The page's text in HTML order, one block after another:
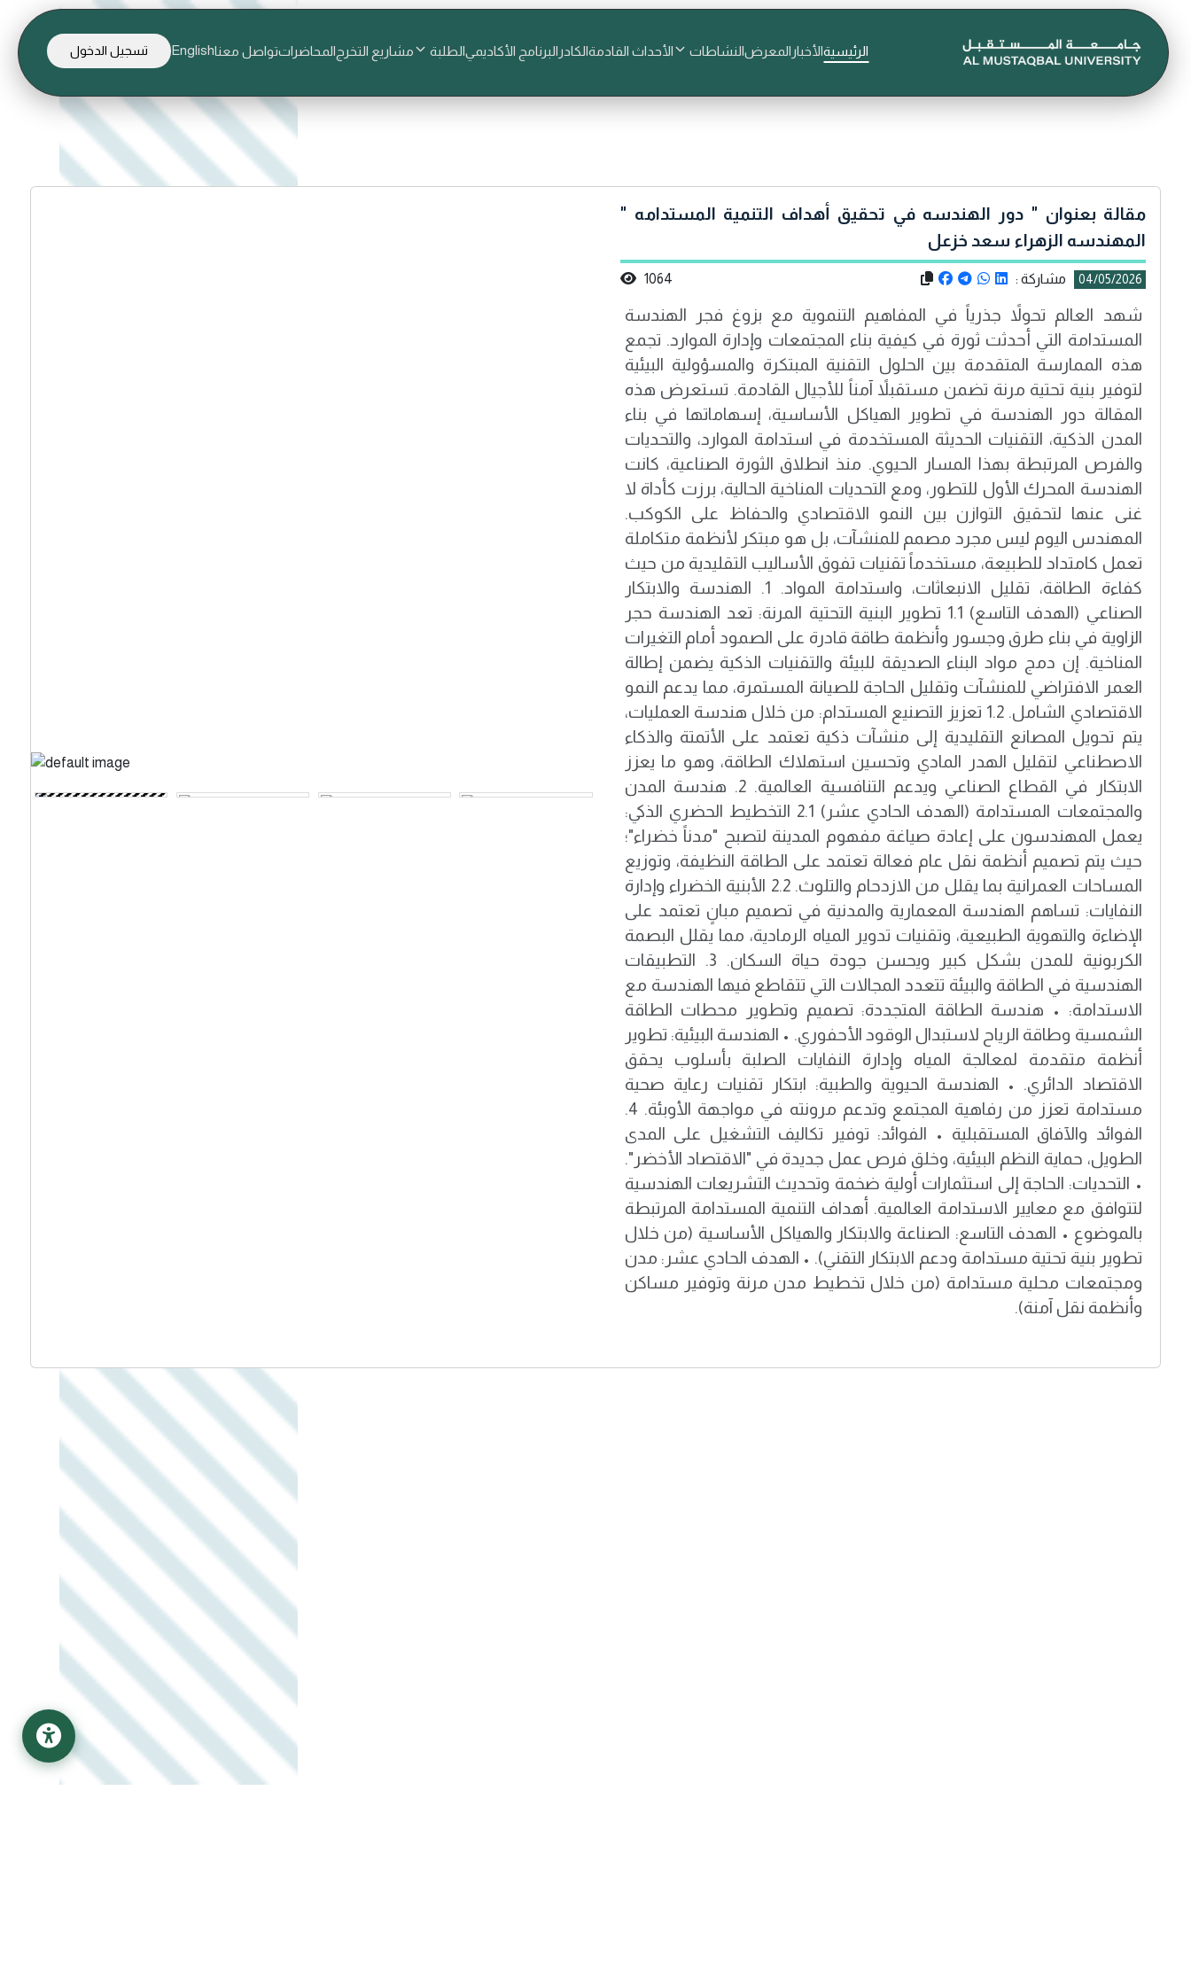
الرئيسيةالأخبار المعرضالنشاطات الأحداث القادمةالكادر البرنامج الأكاديميالطلبة مشاريع التخرجالمحاضراتتواصل معناEnglish تسجيل الدخول
مقالة بعنوان " دور الهندسه في تحقيق أهداف التنمية المستدامه "
المهندسه الزهراء سعد خزعل
04/05/2026 مشاركة : 1064
شهد العالم تحولاً جذرياً في المفاهيم التنموية مع بزوغ فجر الهندسة
المستدامة التي أحدثت ثورة في كيفية بناء المجتمعات وإدارة الموارد. تجمع
هذه الممارسة المتقدمة بين الحلول التقنية المبتكرة والمسؤولية البيئية
لتوفير بنية تحتية مرنة تضمن مستقبلاً آمناً للأجيال القادمة. تستعرض هذه
المقالة دور الهندسة في تطوير الهياكل الأساسية، إسهاماتها في بناء
المدن الذكية، التقنيات الحديثة المستخدمة في استدامة الموارد، والتحديات
والفرص المرتبطة بهذا المسار الحيوي. منذ انطلاق الثورة الصناعية، كانت
الهندسة المحرك الأول للتطور، ومع التحديات المناخية الحالية، برزت كأداة لا
غنى عنها لتحقيق التوازن بين النمو الاقتصادي والحفاظ على الكوكب.
المهندس اليوم ليس مجرد مصمم للمنشآت، بل هو مبتكر لأنظمة متكاملة
تعمل كامتداد للطبيعة، مستخدماً تقنيات تفوق الأساليب التقليدية من حيث
كفاءة الطاقة، تقليل الانبعاثات، واستدامة المواد. 1. الهندسة والابتكار
الصناعي (الهدف التاسع) 1.1 تطوير البنية التحتية المرنة: تعد الهندسة حجر
الزاوية في بناء طرق وجسور وأنظمة طاقة قادرة على الصمود أمام التغيرات
المناخية. إن دمج مواد البناء الصديقة للبيئة والتقنيات الذكية يضمن إطالة
العمر الافتراضي للمنشآت وتقليل الحاجة للصيانة المستمرة، مما يدعم النمو
الاقتصادي الشامل. 1.2 تعزيز التصنيع المستدام: من خلال هندسة العمليات،
يتم تحويل المصانع التقليدية إلى منشآت ذكية تعتمد على الأتمتة والذكاء
الاصطناعي لتقليل الهدر المادي وتحسين استهلاك الطاقة، وهو ما يعزز
الابتكار في القطاع الصناعي ويدعم التنافسية العالمية. 2. هندسة المدن
والمجتمعات المستدامة (الهدف الحادي عشر) 2.1 التخطيط الحضري الذكي:
يعمل المهندسون على إعادة صياغة مفهوم المدينة لتصبح "مدناً خضراء"؛
حيث يتم تصميم أنظمة نقل عام فعالة تعتمد على الطاقة النظيفة، وتوزيع
المساحات العمرانية بما يقلل من الازدحام والتلوث. 2.2 الأبنية الخضراء وإدارة
النفايات: تساهم الهندسة المعمارية والمدنية في تصميم مبانٍ تعتمد على
الإضاءة والتهوية الطبيعية، وتقنيات تدوير المياه الرمادية، مما يقلل البصمة
الكربونية للمدن بشكل كبير ويحسن جودة حياة السكان. 3. التطبيقات
الهندسية في الطاقة والبيئة تتعدد المجالات التي تتقاطع فيها الهندسة مع
الاستدامة: • هندسة الطاقة المتجددة: تصميم وتطوير محطات الطاقة
الشمسية وطاقة الرياح لاستبدال الوقود الأحفوري. • الهندسة البيئية: تطوير
أنظمة متقدمة لمعالجة المياه وإدارة النفايات الصلبة بأسلوب يحقق
الاقتصاد الدائري. • الهندسة الحيوية والطبية: ابتكار تقنيات رعاية صحية
مستدامة تعزز من رفاهية المجتمع وتدعم مرونته في مواجهة الأوبئة. 4.
الفوائد والآفاق المستقبلية • الفوائد: توفير تكاليف التشغيل على المدى
الطويل، حماية النظم البيئية، وخلق فرص عمل جديدة في "الاقتصاد الأخضر".
• التحديات: الحاجة إلى استثمارات أولية ضخمة وتحديث التشريعات الهندسية
لتتوافق مع معايير الاستدامة العالمية. أهداف التنمية المستدامة المرتبطة
بالموضوع • الهدف التاسع: الصناعة والابتكار والهياكل الأساسية (من خلال
تطوير بنية تحتية مستدامة ودعم الابتكار التقني). • الهدف الحادي عشر: مدن
ومجتمعات محلية مستدامة (من خلال تخطيط مدن مرنة وتوفير مساكن
وأنظمة نقل آمنة).